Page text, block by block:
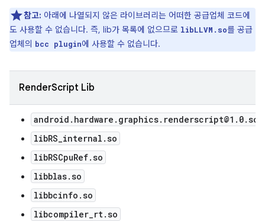
참고: 아래에 나열되지 않은 라이브러리는 어떠한 공급업체 코드에
도 사용할 수 없습니다. 즉, lib가 목록에 없으므로 libLLVM.so를 공급
업체의 bcc plugin에 사용할 수 없습니다.
RenderScript Lib
android.hardware.graphics.renderscript@1.0.so
libRS_internal.so
libRSCpuRef.so
libblas.so
libbcinfo.so
libcompiler_rt.so